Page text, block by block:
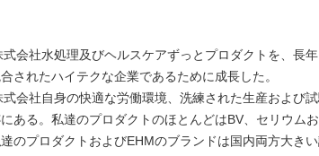
会社水処理及びヘルスケアずっとプロダクトを、長
されたハイテクな企業であるために成長した。
会社自身の快適な労働環境、洗練された生産および
ある。私達のプロダクトのほとんどはBV、セリウ
のプロダクトおよびEHMのブランドは国内両方大き